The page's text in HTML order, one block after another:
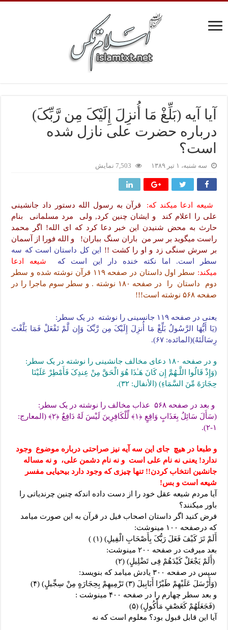
آیا آیه (بَلِّغْ مَا أُنزِلَ إِلَیْکَ مِن رَّبِّکَ)
درباره حضرت علی نازل شده
است؟
سه شنبه، ۱ تیر ۱۳۸۹ 7,503 نمایش
شیعه ادعا میکند که:
قرآن به رسول الله دستور داد جانشینی
علی را اعلام کند و ایشان چنین کرد, ولی مرد مسلمانی بنام
حارث به محض شنیدن این خبر دعا کرد که ای الله! اگر محمد
راست میگوید بر سر من باران سنگ بباران! و الله فورا از آسمان
بر سرش سنگی زد و او را کشت !!
این کل داستان است که سه
سطر است. اما نکته خنده دار این است که شیعه ادعا
میکند:
سطر اول داستان در صفحه ۱۱۹ قرآن نوشته شده و سطر
دوم داستان را در صفحه ۱۸۰ نوشته . و سطر سوم ماجرا را در
صفحه ۵۶۸ نوشته است!!!
یعنی در صفحه ۱۱۹ جانسینی را نوشته در یک سطر:
(یَا أَیُّهَا الرَّسُولُ بَلِّغْ مَا أُنزِلَ إِلَیْکَ مِن رَّبِّکَ وَإِن لَّمْ تَفْعَلْ فَمَا بَلَّغْتَ
رِسَالَتَهُ)(المائده: ۶۷).
و در صفحه ۱۸۰ دعای مخالف جانشینی را نوشته در یک سطر:
(وَإِذْ قَالُوا اللَّـهُمَّ إِن کَانَ هَـٰذَا هُوَ الْحَقَّ مِنْ عِندِکَ فَأَمْطِرْ عَلَیْنَا
حِجَارَهً مِّنَ السَّمَاءِ) (الأنفال: ۳۲).
و بعد در صفحه ۵۶۸ عذاب مخالف را نوشته در یک سطر:
(سَأَلَ سَائِلٌ بِعَذَابٍ وَاقِعٍ ﴿١﴾ لِّلْکَافِرِینَ لَیْسَ لَهُ دَافِعٌ ﴿٢﴾ (المعارج:
۱-۲).
و طبعا در هیچ جای این سه آیه نیز صراحتی درباره موضوع وجود
ندارد! یعنی نه نام علی است و نه نام دشمن علی، و نه مساله
جانشین انتخاب کردن!! تنها چیزی که وجود دارد بیحیایی مفسر
شیعه است و بس!
آیا مردم شیعه عقل خود را از دست داده اندکه چنین چرندیاتی را
باور میکنند؟
فرض کنید اگر داستان اصحاب فیل در قرآن به این صورت میامد
که درصفحه ۱۰۰ مینوشت:
أَلَمْ تَرَ کَیْفَ فَعَلَ رَبُّکَ بِأَصْحَابِ الْفِیلِ) (۱) )
بعد میرفت در صفحه ۲۰۰ مینوشت:
(أَلَمْ یَجْعَلْ کَیْدَهُمْ فِی تَضْلِیلٍ) (۲)
سپس در صفحه ۳۰۰ یادش میامد که بنویسد:
(وَأَرْسَلَ عَلَیْهِمْ طَیْرًا أَبَابِیلَ (۳) تَرْمِیهِمْ بِحِجَارَهٍ مِنْ سِجِّیلٍ) (۴)
و بعد سطر چهارم را در صفحه ۴۰۰ مینوشت :
(فَجَعَلَهُمْ کَعَصْفٍ مَأْکُولٍ) (۵)
آیا این قابل قبول بود؟ معلوم است که نه